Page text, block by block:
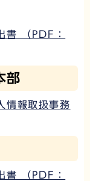
書 （PDF：
部
情報取扱事務
書 （PDF：